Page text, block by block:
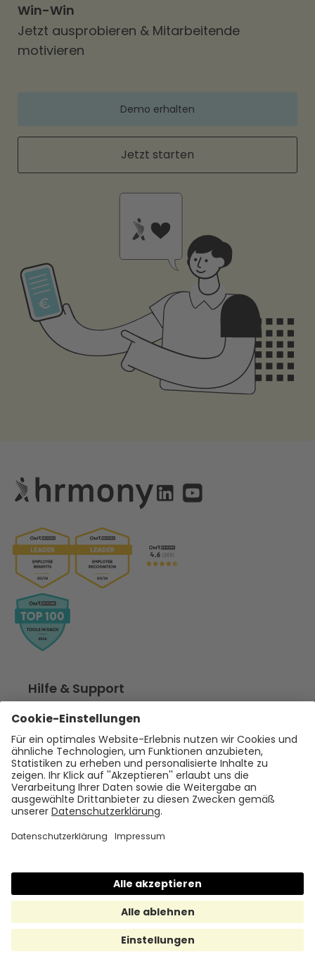
Win-Win
Jetzt ausprobieren & Mitarbeitende
motivieren
Demo erhalten
Jetzt starten
Hilfe & Support
Help Center
support@hrmony.de
Vertrieb kontaktieren
+49 30 567 950 39
hallo@hrmony.de
Karriere bei Hrmony
Benefit-Plattform